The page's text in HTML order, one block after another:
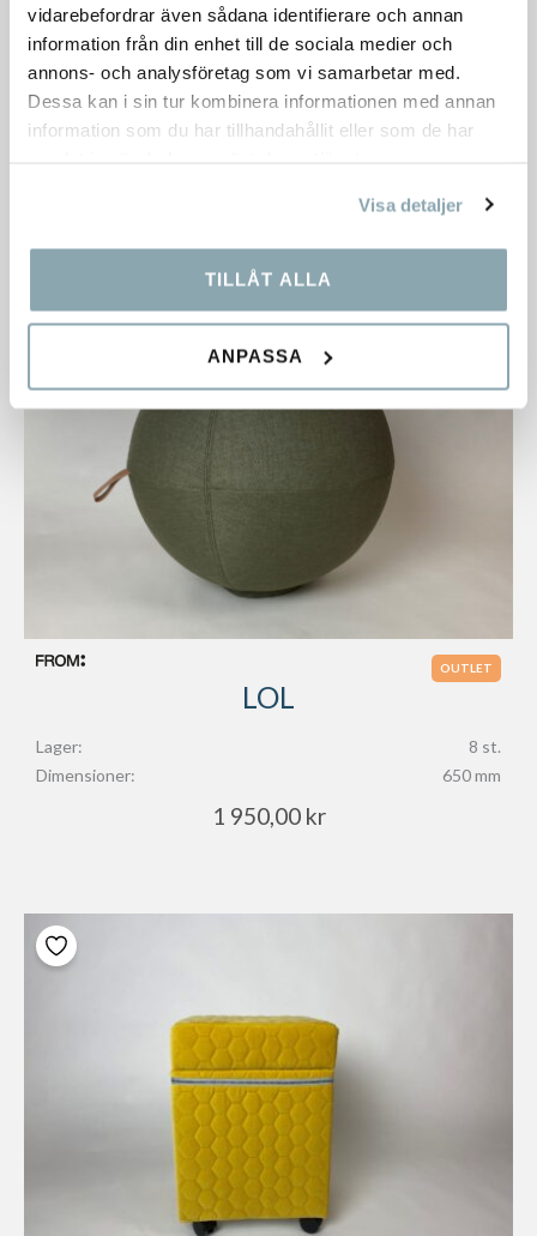
vidarebefordrar även sådana identifierare och annan
information från din enhet till de sociala medier och
annons- och analysföretag som vi samarbetar med.
Dessa kan i sin tur kombinera informationen med annan
information som du har tillhandahållit eller som de har
Visa detaljer
TILLÅT ALLA
ANPASSA
OUTLET
LOL
Lager:
16 st.
Dimensioner:
650 mm
OUTLET
LOL
Lager:
8 st.
Dimensioner:
650 mm
1 950,00 kr